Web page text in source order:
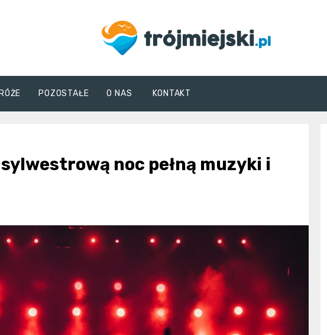
trojmiejski.pl
POZOSTAŁE O NAS KONTAKT
noc pełną muzyki i